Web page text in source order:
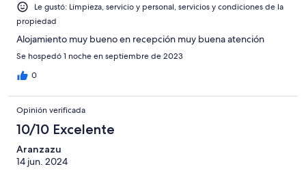
Le gustó: Limpieza, servicio y personal, servicios y condiciones de la
propiedad
Alojamiento muy bueno en recepción muy buena atención
Se hospedó 1 noche en septiembre de 2023
0
Opinión verificada
10/10 Excelente
Aranzazu
14 jun. 2024